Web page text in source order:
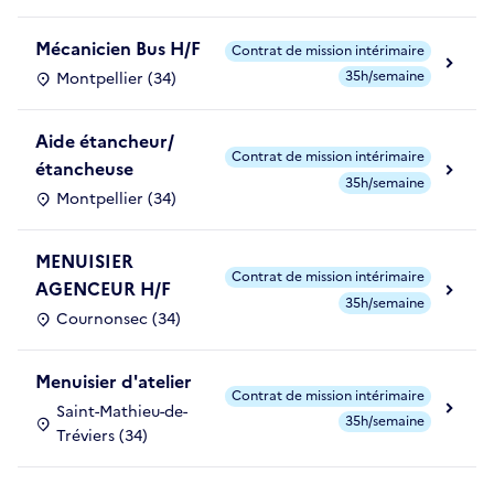
Mécanicien Bus H/F
Montpellier (34)
Contrat de mission intérimaire
35h/semaine
Aide étancheur/
étancheuse
Montpellier (34)
Contrat de mission intérimaire
35h/semaine
MENUISIER
AGENCEUR H/F
Cournonsec (34)
Contrat de mission intérimaire
35h/semaine
Menuisier d'atelier
Saint-Mathieu-de-
Tréviers (34)
Contrat de mission intérimaire
35h/semaine